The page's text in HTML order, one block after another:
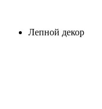
Лепной декор